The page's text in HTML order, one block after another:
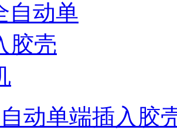
动单端插入胶